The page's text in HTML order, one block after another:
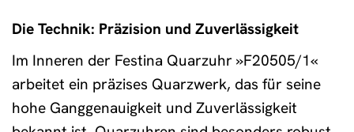
Die Technik: Präzision und Zuverlässigkeit
Im Inneren der Festina Quarzuhr »F20505/1«
arbeitet ein präzises Quarzwerk, das für seine
hohe Ganggenauigkeit und Zuverlässigkeit